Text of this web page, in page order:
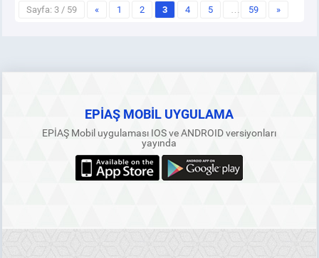
Sayfa: 3 / 59 « 1 2 3 4 5 … 59 »
EPİAŞ MOBİL UYGULAMA
EPİAŞ Mobil uygulaması IOS ve ANDROID versiyonları
yayında